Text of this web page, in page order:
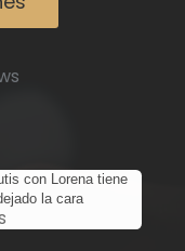
con Lorena tiene
la cara